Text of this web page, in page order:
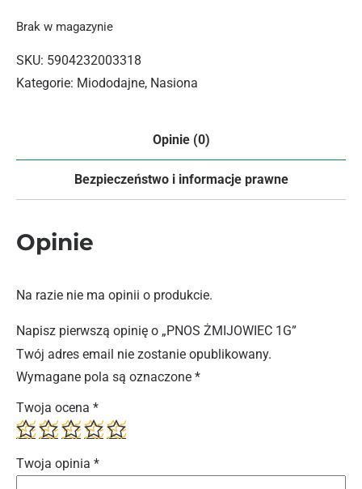
Brak w magazynie
SKU: 5904232003318
Kategorie: Miododajne, Nasiona
Opinie (0)
Bezpieczeństwo i informacje prawne
Opinie
Na razie nie ma opinii o produkcie.
Napisz pierwszą opinię o „PNOS ŻMIJOWIEC 1G”
Twój adres email nie zostanie opublikowany.
Wymagane pola są oznaczone *
Twoja ocena *
Twoja opinia *